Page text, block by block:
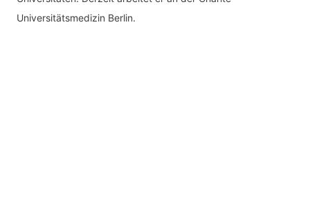
Universitätsmedizin Berlin.